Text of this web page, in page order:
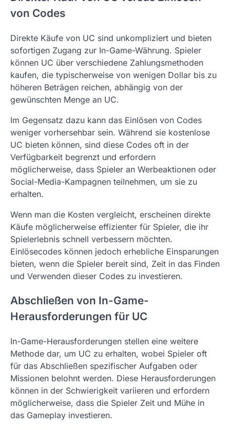
von Codes
Direkte Käufe von UC sind unkompliziert und bieten
sofortigen Zugang zur In-Game-Währung. Spieler
können UC über verschiedene Zahlungsmethoden
kaufen, die typischerweise von wenigen Dollar bis zu
höheren Beträgen reichen, abhängig von der
gewünschten Menge an UC.
Im Gegensatz dazu kann das Einlösen von Codes
weniger vorhersehbar sein. Während sie kostenlose
UC bieten können, sind diese Codes oft in der
Verfügbarkeit begrenzt und erfordern
möglicherweise, dass Spieler an Werbeaktionen oder
Social-Media-Kampagnen teilnehmen, um sie zu
erhalten.
Wenn man die Kosten vergleicht, erscheinen direkte
Käufe möglicherweise effizienter für Spieler, die ihr
Spielerlebnis schnell verbessern möchten.
Einlösecodes können jedoch erhebliche Einsparungen
bieten, wenn die Spieler bereit sind, Zeit in das Finden
und Verwenden dieser Codes zu investieren.
Abschließen von In-Game-
Herausforderungen für UC
In-Game-Herausforderungen stellen eine weitere
Methode dar, um UC zu erhalten, wobei Spieler oft
für das Abschließen spezifischer Aufgaben oder
Missionen belohnt werden. Diese Herausforderungen
können in der Schwierigkeit variieren und erfordern
möglicherweise, dass die Spieler Zeit und Mühe in
das Gameplay investieren.